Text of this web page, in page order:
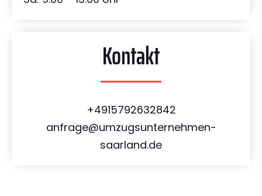
Kontakt
+4915792632842
anfrage@umzugsunternehmen-
saarland.de